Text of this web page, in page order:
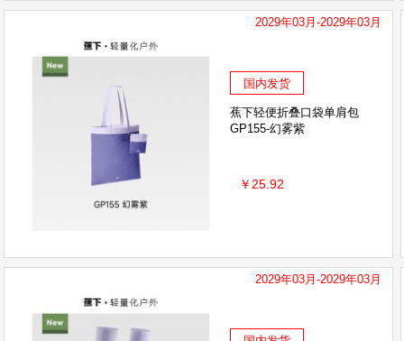
2029年03月-2029年03月
国内发货
蕉下轻便折叠口袋单肩包
GP155-幻雾紫
￥25.92
2029年03月-2029年03月